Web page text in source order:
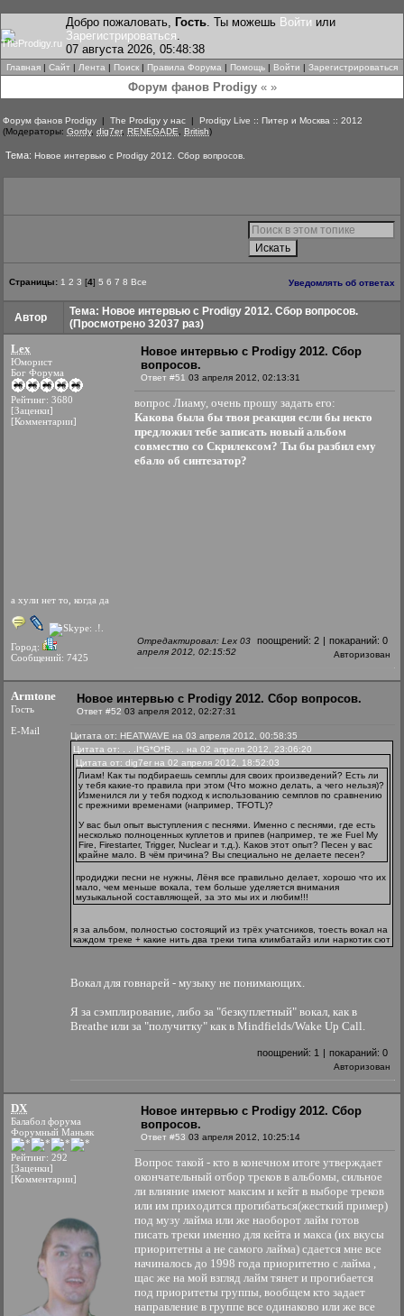
Добро пожаловать, Гость. Ты можешь Войти или
Зарегистрироваться.
07 августа 2026, 05:48:38
Главная | Сайт | Лента | Поиск | Правила Форума | Помощь | Войти | Зарегистрироваться
Форум фанов Prodigy« »
Форум фанов Prodigy | The Prodigy у нас | Prodigy Live :: Питер и Москва :: 2012
(Модераторы: Gordy, dig7er, RENEGADE British)
Тема: Новое интервью с Prodigy 2012. Сбор вопросов.
Страницы: 1 2 3 [4] 5 6 7 8 Все Уведомлять об ответах
Автор
Тема: Новое интервью с Prodigy 2012. Сбор вопросов.
(Просмотрено 32037 раз)
Lex
Юморист
Бог Форума
Рейтинг: 3680
[Заценки]
[Комментарии]
а хули нет то, когда да
Город:
Сообщений: 7425
Новое интервью с Prodigy 2012. Сбор
вопросов.
Ответ #51 03 апреля 2012, 02:13:31
вопрос Лиаму, очень прошу задать его:
Какова была бы твоя реакция если бы некто
предложил тебе записать новый альбом
совместно со Скрилексом? Ты бы разбил ему
ебало об синтезатор?
Отредактировал: Lex 03
апреля 2012, 02:15:52
поощрений: 2 | покараний: 0
Авторизован
Armtone
Гость
E-Mail
Новое интервью с Prodigy 2012. Сбор вопросов.
Ответ #52 03 апреля 2012, 02:27:31
Цитата от: HEATWAVE на 03 апреля 2012, 00:58:35
Цитата от: . . .I*G*O*R. . . на 02 апреля 2012, 23:06:20
Цитата от: dig7er на 02 апреля 2012, 18:52:03
Лиам! Как ты подбираешь семплы для своих произведений? Есть ли
у тебя какие-то правила при этом (Что можно делать, а чего нельзя)?
Изменился ли у тебя подход к использованию семплов по сравнению
с прежними временами (например, TFOTL)?
У вас был опыт выступления с песнями. Именно с песнями, где есть
несколько полноценных куплетов и припев (например, те же Fuel My
Fire, Firestarter, Trigger, Nuclear и т.д.). Каков этот опыт? Песен у вас
крайне мало. В чём причина? Вы специально не делаете песен?
продиджи песни не нужны, Лёня все правильно делает, хорошо что их
мало, чем меньше вокала, тем больше уделяется внимания
музыкальной составляющей, за это мы их и любим!!!
я за альбом, полностью состоящий из трёх учатсников, тоесть вокал на
каждом треке + какие нить два треки типа климбатайз или наркотик сют
Вокал для говнарей - музыку не понимающих.
Я за сэмплирование, либо за "безкуплетный" вокал, как в
Breathe или за "получитку" как в Mindfields/Wake Up Call.
поощрений: 1 | покараний: 0
Авторизован
DX
Балабол форума
Форумный Маньяк
Рейтинг: 292
[Заценки]
[Комментарии]
Новое интервью с Prodigy 2012. Сбор
вопросов.
Ответ #53 03 апреля 2012, 10:25:14
Вопрос такой - кто в конечном итоге утверждает
окончательный отбор треков в альбомы, сильное
ли влияние имеют максим и кейт в выборе треков
или им приходится прогибаться(жесткий пример)
под музу лайма или же наоборот лайм готов
писать треки именно для кейта и макса (их вкусы
приоритетны а не самого лайма) сдается мне все
начиналось до 1998 года приоритетно с лайма ,
щас же на мой взгляд лайм тянет и прогибается
под приоритеты группы, вообщем кто задает
направление в группе все одинаково или же все